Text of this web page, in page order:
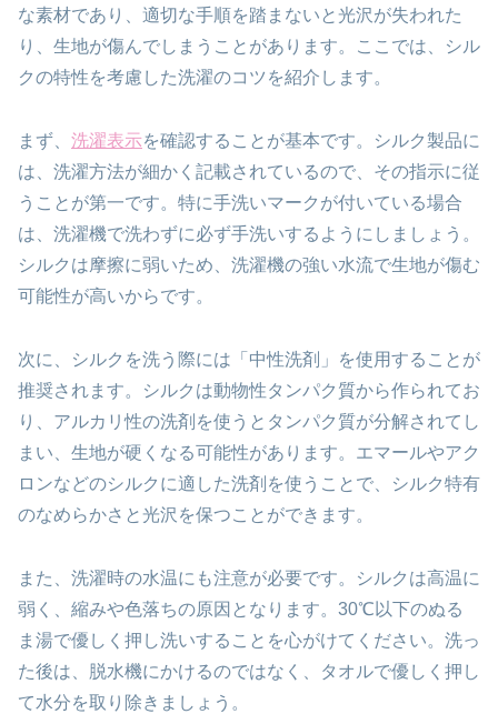
な素材であり、適切な手順を踏まないと光沢が失われた
り、生地が傷んでしまうことがあります。ここでは、シル
クの特性を考慮した洗濯のコツを紹介します。
まず、 洗濯表示を確認することが基本です。シルク製品に
は、洗濯方法が細かく記載されているので、その指示に従
うことが第一です。特に手洗いマークが付いている場合
は、洗濯機で洗わずに必ず手洗いするようにしましょう。
シルクは摩擦に弱いため、洗濯機の強い水流で生地が傷む
可能性が高いからです。
次に、シルクを洗う際には「中性洗剤」を使用することが
推奨されます。シルクは動物性タンパク質から作られてお
り、アルカリ性の洗剤を使うとタンパク質が分解されてし
まい、生地が硬くなる可能性があります。エマールやアク
ロンなどのシルクに適した洗剤を使うことで、シルク特有
のなめらかさと光沢を保つことができます。
また、洗濯時の水温にも注意が必要です。シルクは高温に
弱く、縮みや色落ちの原因となります。30℃以下のぬる
ま湯で優しく押し洗いすることを心がけてください。洗っ
た後は、脱水機にかけるのではなく、タオルで優しく押し
て水分を取り除きましょう。